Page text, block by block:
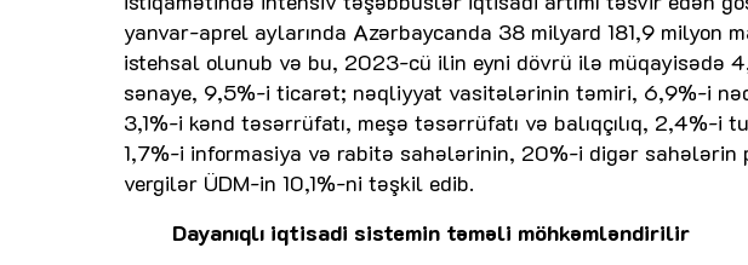
yanvar-aprel aylarında Azərbaycanda 38 milyard 181,9 milyon
istehsal olunub və bu, 2023-cü ilin eyni dövrü ilə müqayisədə
sənaye, 9,5%-i ticarət; nəqliyyat vasitələrinin təmiri, 6,9%-i
3,1%-i kənd təsərrüfatı, meşə təsərrüfatı və balıqçılıq, 2,4%-
1,7%-i informasiya və rabitə sahələrinin, 20%-i digər sahələrin
vergilər ÜDM-in 10,1%-ni təşkil edib.
Dayanıqlı iqtisadi sistemin təməli möhkəmləndirilir